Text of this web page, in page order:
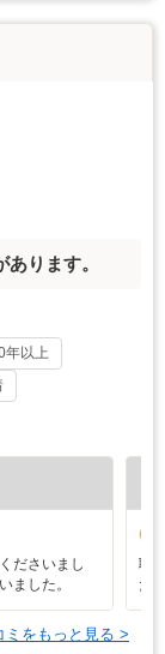
ります。
年以上
ださいまし
ました。
職
た
ミをもっと見る >